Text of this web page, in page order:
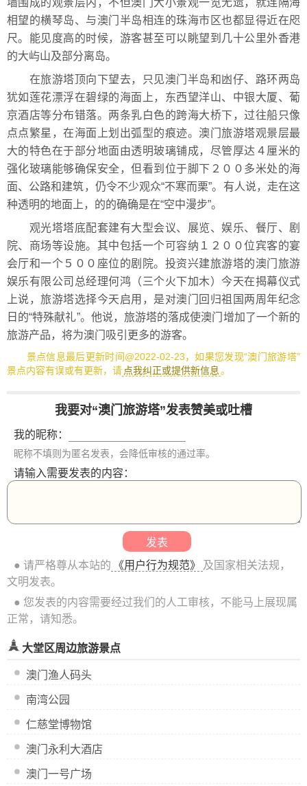
相望的横琴岛、与澳门半岛相连的珠海市区也都显得近在咫
尺。能见度高的时候，游客甚至可以眺望到几十公里外香港
的大屿山及部分离岛。
在旅游塔顶向下望去，只见澳门半岛和凼仔、路环两岛
犹如莲花漂浮在碧绿的海面上，东西望洋山、中银大厦、葡
京酒店等分布错落。两条乳白色的跨海大桥下，过往船只像
点点繁星，在海面上划出弧型的痕迹。澳门旅游塔观景层最
大的特色在于部分地面由透明玻璃铺成，尽管厚达４厘米的
强化玻璃能够确保安全，但看到位于脚下２００多米处的海
面、公路和建筑，仍令不少观众“不寒而栗”。有人说，走在这
种透明的地面上，的的确确是在“空中漫步”。
观光塔塔底配套建有大型会议、展览、娱乐、餐厅、剧
院、商场等设施。其中包括一个可容纳１２００位宾客的宴
会厅和一个５００座位的剧院。投资兴建旅游塔的澳门旅游
娱乐有限公司总经理何鸿（三个火下加木）今天在揭幕仪式
上说，旅游塔选择今天启用，是对澳门回归祖国两周年纪念
日的“特殊献礼”。他说，旅游塔的落成使澳门增加了一个新的
旅游产品，将为澳门吸引更多的游客。
景点信息最后更新时间@2022-02-23，如果您发现“澳门旅游塔”
景点内容有误或有更新，请 点我纠正或提供新信息。
我要对“澳门旅游塔”发表赞美或吐槽
我的昵称：
昵称不填则为匿名发表，会降低审核的通过率。
请输入需要发表的内容：
● 请严格尊从本站的 《用户行为规范》
及国家相关法规，
文明发表。
● 您发表的内容需要经过我们的人工审核，不能马上展现属
正常，请知悉。
大堂区周边旅游景点
澳门渔人码头
南湾公园
仁慈堂博物馆
澳门永利大酒店
澳门一号广场